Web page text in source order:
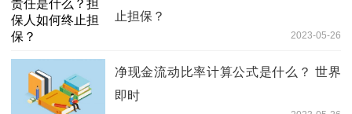
止担保？
2023-05-26
净现金流动比率计算公式是什么？ 世界
即时